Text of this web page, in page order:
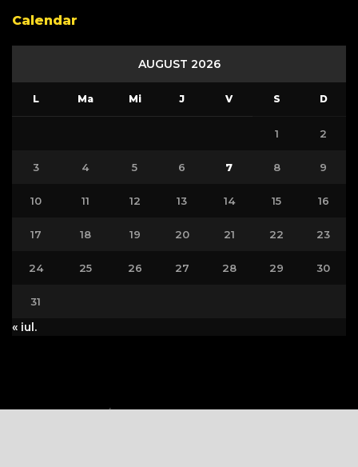
Calendar
AUGUST 2026
L Ma Mi J V S D
1 2
3 4 5 6 7 8 9
10 11 12 13 14 15 16
17 18 19 20 21 22 23
24 25 26 27 28 29 30
31
« iul.